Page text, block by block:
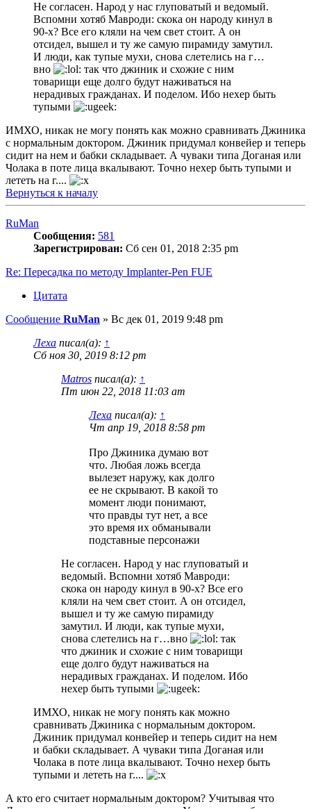
Не согласен. Народ у нас глуповатый и ведомый.
Вспомни хотяб Мавроди: скока он народу кинул в
90-х? Все его кляли на чем свет стоит. А он
отсидел, вышел и ту же самую пирамиду замутил.
И люди, как тупые мухи, снова слетелись на г…
вно
так что джиник и схожие с ним
товарищи еще долго будут наживаться на
нерадивых гражданах. И поделом. Ибо нехер быть
тупыми
ИМХО, никак не могу понять как можно сравнивать Джиника
с нормальным доктором. Джиник придумал конвейер и теперь
сидит на нем и бабки складывает. А чуваки типа Доганая или
Чолака в поте лица вкалывают. Точно нехер быть тупыми и
лететь на г....
Вернуться к началу
RuMan
Сообщения: 581
Зарегистрирован: Сб сен 01, 2018 2:35 pm
Re: Пересадка по методу Implanter-Pen FUE
Цитата
Сообщение RuMan » Вс дек 01, 2019 9:48 pm
Леха писал(а): ↑
Сб ноя 30, 2019 8:12 pm
Matros писал(а): ↑
Пт июн 22, 2018 11:03 am
Леха писал(а): ↑
Чт апр 19, 2018 8:58 pm
Про Джиника думаю вот
что. Любая ложь всегда
вылезет наружу, как долго
ее не скрывают. В какой то
момент люди понимают,
что правды тут нет, а все
это время их обманывали
подставные персонажи
Не согласен. Народ у нас глуповатый и
ведомый. Вспомни хотяб Мавроди:
скока он народу кинул в 90-х? Все его
кляли на чем свет стоит. А он отсидел,
вышел и ту же самую пирамиду
замутил. И люди, как тупые мухи,
снова слетелись на г…вно
так
что джиник и схожие с ним товарищи
еще долго будут наживаться на
нерадивых гражданах. И поделом. Ибо
нехер быть тупыми
ИМХО, никак не могу понять как можно
сравнивать Джиника с нормальным доктором.
Джиник придумал конвейер и теперь сидит на нем
и бабки складывает. А чуваки типа Доганая или
Чолака в поте лица вкалывают. Точно нехер быть
тупыми и лететь на г....
А кто его считает нормальным доктором? Учитывая что